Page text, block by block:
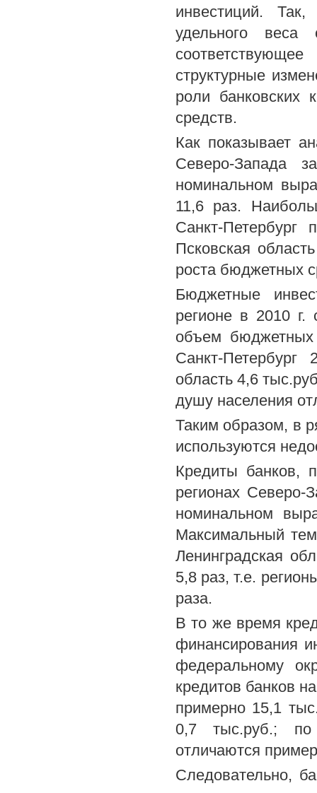
инвестиций.
удельного
структурные
роли банковских
средств.
Как показывает
Северо-Запада
номинальном
11,6 раз.
Санкт-
Псковская
роста бюджетных
Бюджетные
регионе в 2010
объем бюджетных
Санкт-
область 4,6
душу населения
Таким образом, в
используются
Кредиты банков,
регионах Северо-
номинальном
Максимальный
Ленинградская
5,8 раз, т.е.
раза.
В то же время
финансирования
федеральному
кредитов банков
примерно 15,1
0,7 тыс.руб.; по
отличаются
Следовательно,